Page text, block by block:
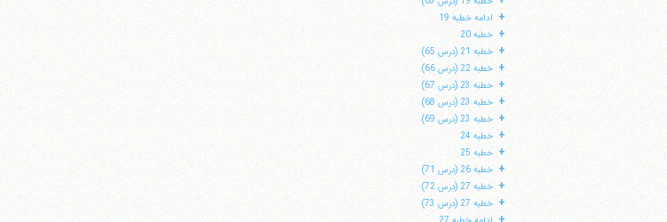
+ ادامه خطبه 19
+ خطبه 20
+ خطبه 21 (درس 65)
+ خطبه 22 (درس 66)
+ خطبه 23 (درس 67)
+ خطبه 23 (درس 68)
+ خطبه 23 (درس 69)
+ خطبه 24
+ خطبه 25
+ خطبه 26 (درس 71)
+ خطبه 27 (درس 72)
+ خطبه 27 (درس 73)